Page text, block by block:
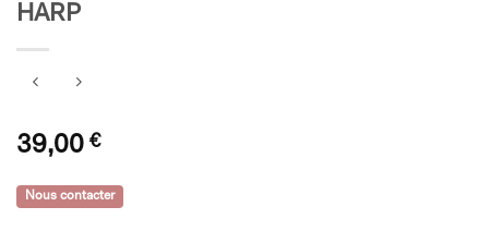
HARP
39,00 €
Nous contacter